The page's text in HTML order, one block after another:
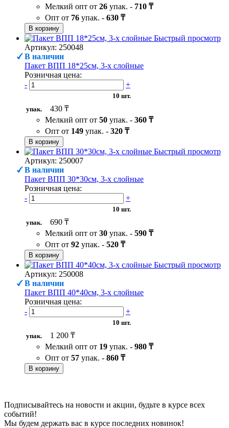
Мелкий опт от 26 упак. - 710 ₸
Опт от 76 упак. - 630 ₸
В корзину
Быстрый просмотр
Артикул: 250048
В наличии
Пакет ВПП 18*25см, 3-х слойные
Розничная цена:
-
+
10 шт.
упак.
430 ₸
Мелкий опт от 50 упак. - 360 ₸
Опт от 149 упак. - 320 ₸
В корзину
Быстрый просмотр
Артикул: 250007
В наличии
Пакет ВПП 30*30см, 3-х слойные
Розничная цена:
-
+
10 шт.
упак.
690 ₸
Мелкий опт от 30 упак. - 590 ₸
Опт от 92 упак. - 520 ₸
В корзину
Быстрый просмотр
Артикул: 250008
В наличии
Пакет ВПП 40*40см, 3-х слойные
Розничная цена:
-
+
10 шт.
упак.
1 200 ₸
Мелкий опт от 19 упак. - 980 ₸
Опт от 57 упак. - 860 ₸
В корзину
Подписывайтесь на новости и акции, будьте в курсе всех
событий!
Мы будем держать вас в курсе последних новинок!